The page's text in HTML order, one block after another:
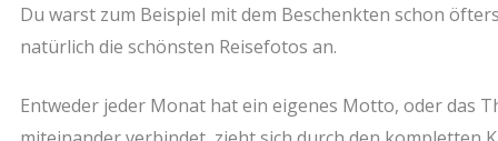
Du warst zum Beispiel mit dem Beschenkten schon
natürlich die schönsten Reisefotos an.
Entweder jeder Monat hat ein eigenes Motto, oder das